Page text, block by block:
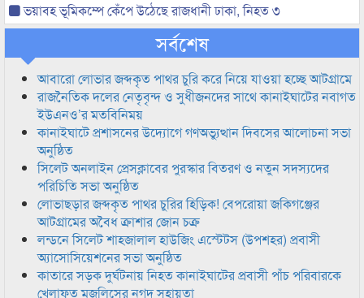
ভয়াবহ ভূমিকম্পে কেঁপে উঠেছে রাজধানী ঢাকা, নিহত ৩
সর্বশেষ
আবারো লোভার জব্দকৃত পাথর চুরি করে নিয়ে যাওয়া হচ্ছে আটগ্রামে
রাজনৈতিক দলের নেতৃবৃন্দ ও সুধীজনদের সাথে কানাইঘাটের নবাগত
ইউএনও’র মতবিনিময়
কানাইঘাটে প্রশাসনের উদ্যোগে গণঅভ্যুত্থান দিবসের আলোচনা সভা
অনুষ্ঠিত
সিলেট অনলাইন প্রেসক্লাবের পুরস্কার বিতরণ ও নতুন সদস্যদের
পরিচিতি সভা অনুষ্ঠিত
লোভাছড়ার জব্দকৃত পাথর চুরির হিড়িক! বেপরোয়া জকিগঞ্জের
আটগ্রামের অবৈধ ক্রাশার জোন চক্র
লন্ডনে সিলেট শাহজালাল হাউজিং এস্টেটস (উপশহর) প্রবাসী
অ্যাসোসিয়েশনের সভা অনুষ্ঠিত
কাতারে সড়ক দুর্ঘটনায় নিহত কানাইঘাটের প্রবাসী পাঁচ পরিবারকে
খেলাফত মজলিসের নগদ সহায়তা